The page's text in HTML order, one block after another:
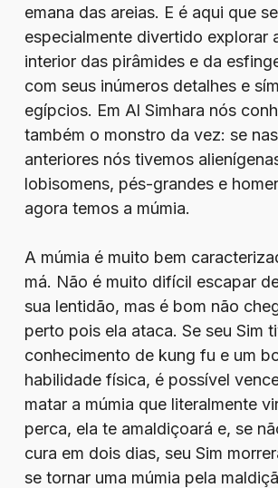
emana das areias. E é aqui que
especialmente divertido explorar
interior das pirâmides e da
com seus inúmeros detalhes e
egípcios. Em Al Simhara nós
também o monstro da vez: se
anteriores nós tivemos
lobisomens, pés-grandes e
agora temos a múmia.
A múmia é muito bem
má. Não é muito difícil escapar
sua lentidão, mas é bom não
perto pois ela ataca. Se seu Sim
conhecimento de kung fu e um
habilidade física, é possível
matar a múmia que literalmente
perca, ela te amaldiçoará e, se
cura em dois dias, seu Sim
se tornar uma múmia pela